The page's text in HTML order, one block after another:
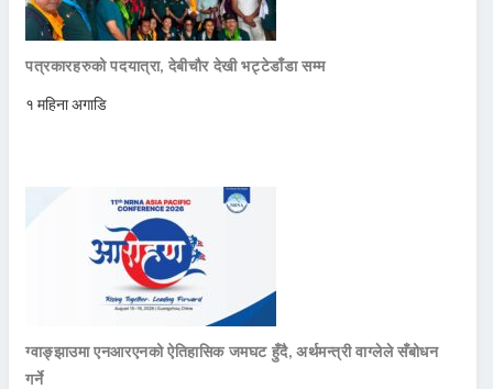
पत्रकारहरुको पदयात्रा, देबीचौर देखी भट्टेडाँडा सम्म
१ महिना अगाडि
ग्वाङ्झाउमा एनआरएनको ऐतिहासिक जमघट हुँदै, अर्थमन्त्री वाग्लेले सँबोधन
गर्ने